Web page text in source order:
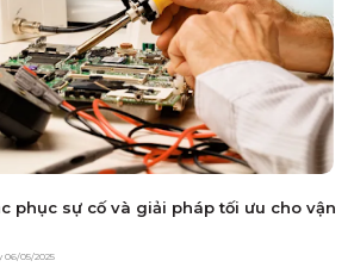
phục sự cố và giải pháp tối ưu cho vận
06/05/2025